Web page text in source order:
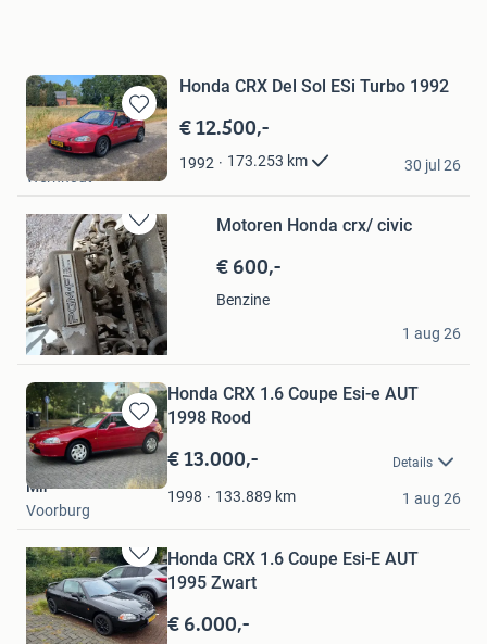
Bewaren
in
Mijn
Favorieten
Honda CRX Del Sol ESi Turbo 1992
€ 12.500,-
1992 173.253 km
Mark
Wernhout
30 jul 26
Bewaren
in
Mijn
Favorieten
Motoren Honda crx/ civic
€ 600,-
Benzine
Aanbieder
Swifterbant
1 aug 26
Bewaren
in
Mijn
Favorieten
Honda CRX 1.6 Coupe Esi-e AUT
1998 Rood
€ 13.000,- Details
1998 133.889 km
Mir
Voorburg
1 aug 26
Bewaren
in
Mijn
Favorieten
Honda CRX 1.6 Coupe Esi-E AUT
1995 Zwart
€ 6.000,-